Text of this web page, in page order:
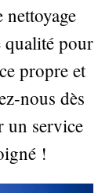
qualité pour
propre et
nous dès
un service
!